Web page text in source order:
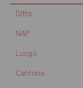
Ditta
NAP
Luogo
Cantone